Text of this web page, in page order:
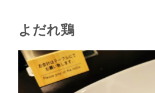
よだれ鶏